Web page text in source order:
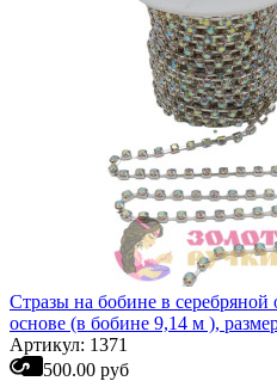
Стразы на бобине в серебряной
основе (в бобине 9,14 м ),
Артикул: 1371
500.00 руб